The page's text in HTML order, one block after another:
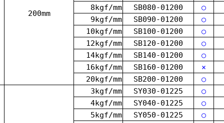
200mm
8kgf/mm
SB080-01200
○
9kgf/mm
SB090-01200
○
10kgf/mm
SB100-01200
○
12kgf/mm
SB120-01200
○
14kgf/mm
SB140-01200
○
16kgf/mm
SB160-01200 ×
20kgf/mm
SB200-01200 ○
3kgf/mm SY030-01225
○
4kgf/mm
SY040-01225
○
5kgf/mm
SY050-01225
○